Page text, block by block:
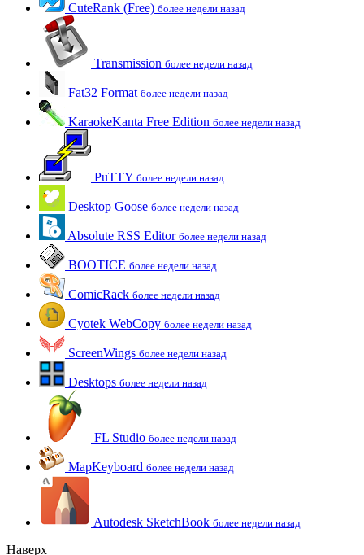
CuteRank (Free) более недели назад
Transmission более недели назад
Fat32 Format более недели назад
KaraokeKanta Free Edition более недели назад
PuTTY более недели назад
Desktop Goose более недели назад
Absolute RSS Editor более недели назад
BOOTICE более недели назад
ComicRack более недели назад
Cyotek WebCopy более недели назад
ScreenWings более недели назад
Desktops более недели назад
FL Studio более недели назад
MapKeyboard более недели назад
Autodesk SketchBook более недели назад
Наверх